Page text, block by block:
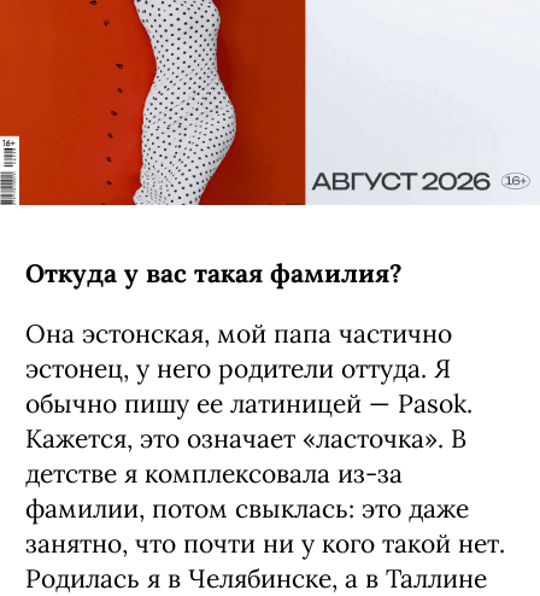
Откуда у вас такая фамилия?
Она эстонская, мой папа частично
эстонец, у него родители оттуда. Я
обычно пишу ее латиницей — Pasok.
Кажется, это означает «ласточка». В
детстве я комплексовала из-за
фамилии, потом свыклась: это даже
занятно, что почти ни у кого такой нет.
Родилась я в Челябинске, а в Таллине